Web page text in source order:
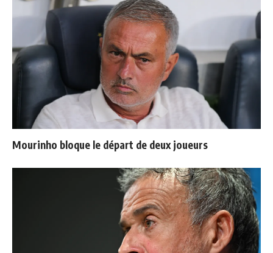
Mourinho bloque le départ de deux joueurs